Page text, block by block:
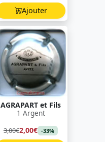
Ajouter
AGRAPART et Fils
1 Argent
3,00€2,00€ -33%